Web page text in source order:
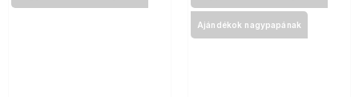
Ajándékok nagypapának